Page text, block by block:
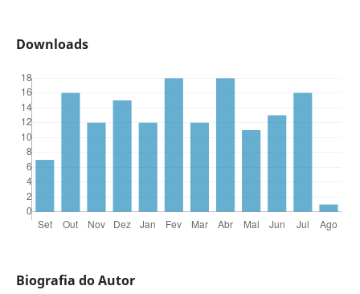
Downloads
Biografia do Autor